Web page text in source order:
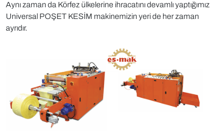
Aynı zaman da Körfez ülkelerine ihracatını devamlı yaptığımız
Universal POŞET KESİM makinemizin yeri de her zaman
ayrıdır.